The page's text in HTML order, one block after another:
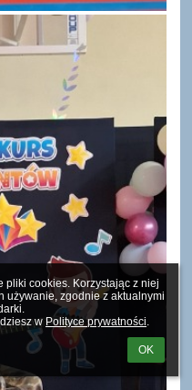
pliki cookies. Korzystając z niej
używanie, zgodnie z aktualnymi
w Polityce prywatności.
OK